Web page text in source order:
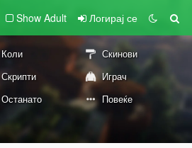
Show Adult Логирај се
Коли
Скинови
Скрипти
Играч
Останато Повеќе